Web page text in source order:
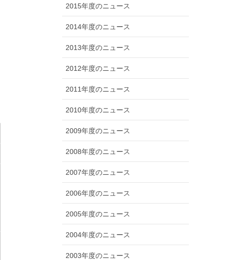
2015年度のニュース
2014年度のニュース
2013年度のニュース
2012年度のニュース
2011年度のニュース
2010年度のニュース
2009年度のニュース
2008年度のニュース
2007年度のニュース
2006年度のニュース
2005年度のニュース
2004年度のニュース
2003年度のニュース